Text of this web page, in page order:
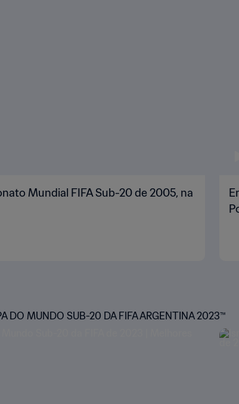
Mundial FIFA Sub-20 de 2005, na
DO MUNDO SUB-20 DA FIFA ARGENTINA 2023™